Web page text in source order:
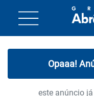
Opaaa!
este anúncio